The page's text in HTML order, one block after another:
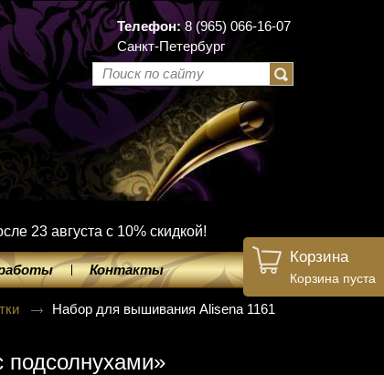
Телефон:8 (965) 066-16-07
Санкт-Петербург
23 августа с 10% скидкой!
Контакты
Корзина
Корзина пуста
Набор для вышивания Alisena 1161